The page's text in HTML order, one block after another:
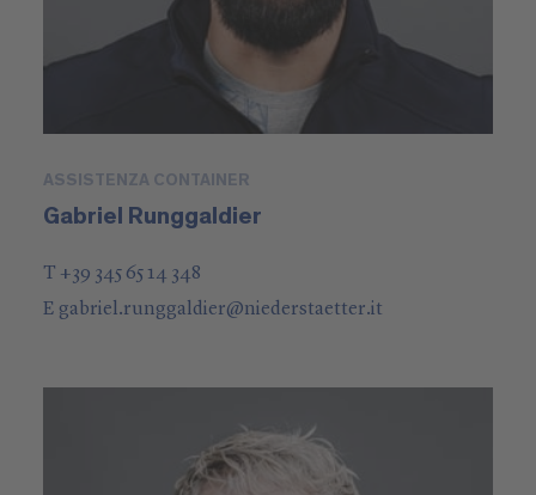
ASSISTENZA CONTAINER
Gabriel Runggaldier
T +39 345 65 14 348
E gabriel.runggaldier@niederstaetter.it